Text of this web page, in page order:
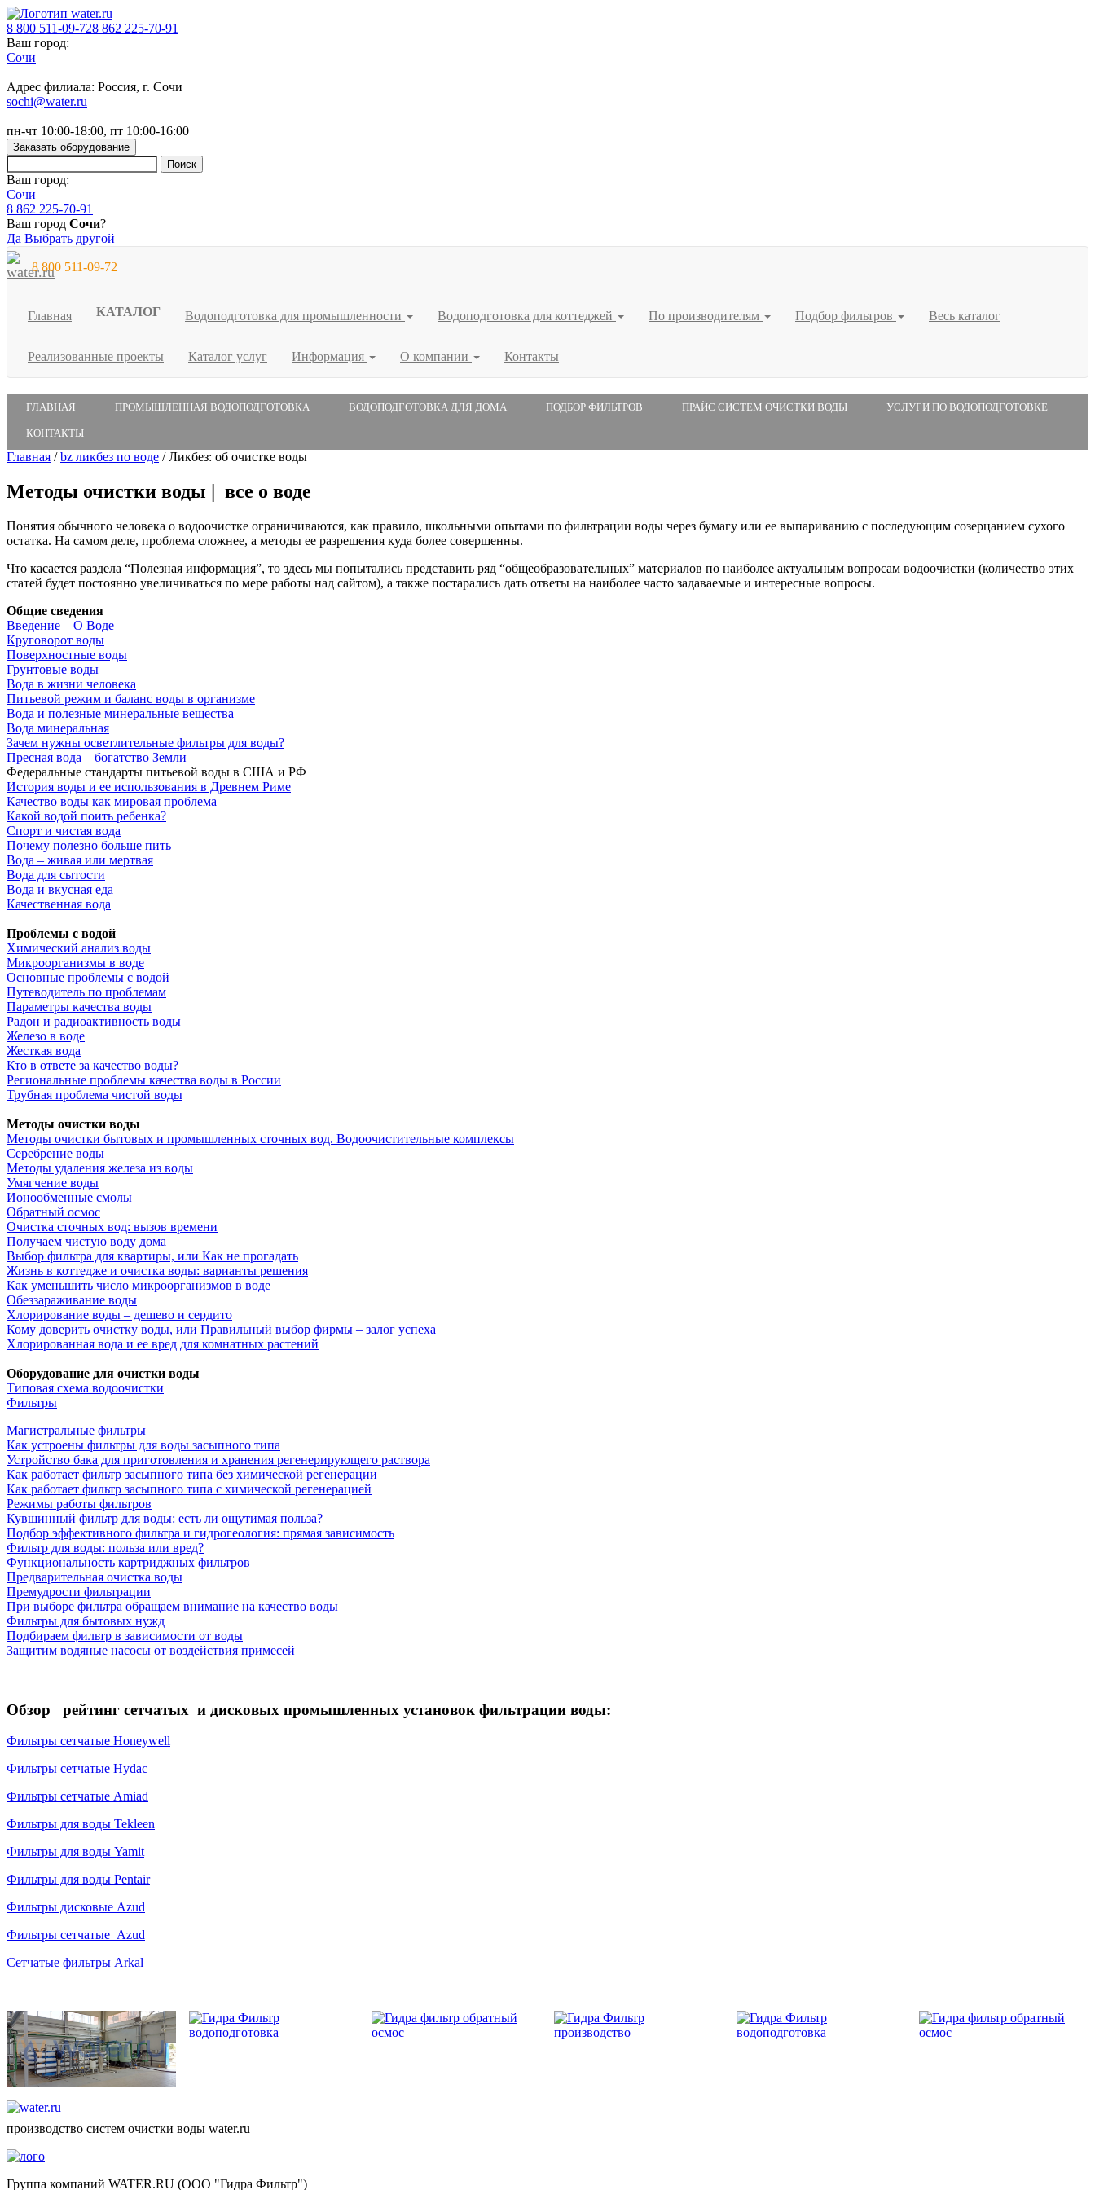
8 800 511-09-728 862 225-70-91
Ваш город:
Сочи
Адрес филиала: Россия, г. Сочи
sochi@water.ru
пн-чт 10:00-18:00, пт 10:00-16:00
Заказать оборудование
Ваш город:
Сочи
8 862 225-70-91
Ваш город Сочи?
Да Выбрать другой
8 800 511-09-72
Главная КАТАЛОГ Водоподготовка для промышленности Водоподготовка для коттеджей По производителям Подбор фильтров Весь каталог
Реализованные проекты Каталог услуг Информация О компании Контакты
ГЛАВНАЯ ПРОМЫШЛЕННАЯ ВОДОПОДГОТОВКА ВОДОПОДГОТОВКА ДЛЯ ДОМА ПОДБОР ФИЛЬТРОВ ПРАЙС СИСТЕМ ОЧИСТКИ ВОДЫ УСЛУГИ ПО ВОДОПОДГОТОВКЕ
КОНТАКТЫ
Главная /bz ликбез по воде /Ликбез: об очистке воды
Методы очистки воды | все о воде
Понятия обычного человека о водоочистке ограничиваются, как правило, школьными опытами по фильтрации воды через бумагу или ее выпариванию с последующим созерцанием сухого
остатка. На самом деле, проблема сложнее, а методы ее разрешения куда более совершенны.
Что касается раздела “Полезная информация”, то здесь мы попытались представить ряд “общеобразовательных” материалов по наиболее актуальным вопросам водоочистки (количество этих
статей будет постоянно увеличиваться по мере работы над сайтом), а также постарались дать ответы на наиболее часто задаваемые и интересные вопросы.
Общие сведения
Введение – О Воде
Круговорот воды
Поверхностные воды
Грунтовые воды
Вода в жизни человека
Питьевой режим и баланс воды в организме
Вода и полезные минеральные вещества
Вода минеральная
Зачем нужны осветлительные фильтры для воды?
Пресная вода – богатство Земли
Федеральные стандарты питьевой воды в США и РФ
История воды и ее использования в Древнем Риме
Качество воды как мировая проблема
Какой водой поить ребенка?
Спорт и чистая вода
Почему полезно больше пить
Вода – живая или мертвая
Вода для сытости
Вода и вкусная еда
Качественная вода
Проблемы с водой
Химический анализ воды
Микроорганизмы в воде
Основные проблемы с водой
Путеводитель по проблемам
Параметры качества воды
Радон и радиоактивность воды
Железо в воде
Жесткая вода
Кто в ответе за качество воды?
Региональные проблемы качества воды в России
Трубная проблема чистой воды
Методы очистки воды
Методы очистки бытовых и промышленных сточных вод. Водоочистительные комплексы
Серебрение воды
Методы удаления железа из воды
Умягчение воды
Ионообменные смолы
Обратный осмос
Очистка сточных вод: вызов времени
Получаем чистую воду дома
Выбор фильтра для квартиры, или Как не прогадать
Жизнь в коттедже и очистка воды: варианты решения
Как уменьшить число микроорганизмов в воде
Обеззараживание воды
Хлорирование воды – дешево и сердито
Кому доверить очистку воды, или Правильный выбор фирмы – залог успеха
Хлорированная вода и ее вред для комнатных растений
Оборудование для очистки воды
Типовая схема водоочистки
Фильтры
Магистральные фильтры
Как устроены фильтры для воды засыпного типа
Устройство бака для приготовления и хранения регенерирующего раствора
Как работает фильтр засыпного типа без химической регенерации
Как работает фильтр засыпного типа с химической регенерацией
Режимы работы фильтров
Кувшинный фильтр для воды: есть ли ощутимая польза?
Подбор эффективного фильтра и гидрогеология: прямая зависимость
Фильтр для воды: польза или вред?
Функциональность картриджных фильтров
Предварительная очистка воды
Премудрости фильтрации
При выборе фильтра обращаем внимание на качество воды
Фильтры для бытовых нужд
Подбираем фильтр в зависимости от воды
Защитим водяные насосы от воздействия примесей
Обзор рейтинг сетчатых и дисковых промышленных установок фильтрации воды:
Фильтры сетчатые Honeywell
Фильтры сетчатые Hydac
Фильтры сетчатые Amiad
Фильтры для воды Tekleen
Фильтры для воды Yamit
Фильтры для воды Pentair
Фильтры дисковые Azud
Фильтры сетчатые Azud
Сетчатые фильтры Arkal
производство систем очистки воды water.ru
Группа компаний WATER.RU (ООО "Гидра Фильтр")